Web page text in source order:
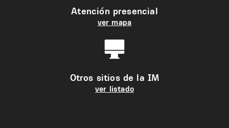
Atención presencial
ver mapa
Otros sitios de la IM
ver listado